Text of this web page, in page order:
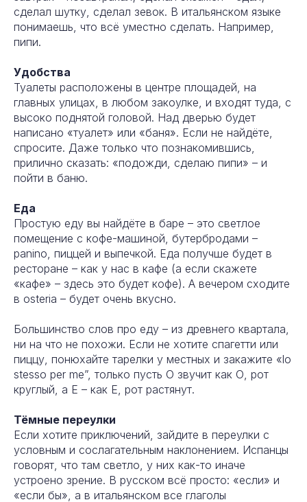
сделал шутку, сделал зевок. В итальянском языке
понимаешь, что всё уместно сделать. Например,
пипи.
Удобства
Туалеты расположены в центре площадей, на
главных улицах, в любом закоулке, и входят туда, с
высоко поднятой головой. Над дверью будет
написано «туалет» или «баня». Если не найдёте,
спросите. Даже только что познакомившись,
прилично сказать: «подожди, сделаю пипи» – и
пойти в баню.
Еда
Простую еду вы найдёте в баре – это светлое
помещение с кофе-машиной, бутербродами –
panino, пиццей и выпечкой. Еда получше будет в
ресторане – как у нас в кафе (а если скажете
«кафе» – здесь это будет кофе). А вечером сходите
в osteria – будет очень вкусно.
Большинство слов про еду – из древнего квартала,
ни на что не похожи. Если не хотите спагетти или
пиццу, понюхайте тарелки у местных и закажите «lo
stesso per me”, только пусть О звучит как О, рот
круглый, а Е – как Е, рот растянут.
Тёмные переулки
Если хотите приключений, зайдите в переулки с
условным и сослагательным наклонением. Испанцы
говорят, что там светло, у них как-то иначе
устроено зрение. В русском всё просто: «если» и
«если бы», а в итальянском все глаголы